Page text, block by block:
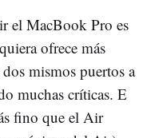
el MacBook Pro es
ofrece más
mismos puertos a
muchas críticas. E
fino que el Air